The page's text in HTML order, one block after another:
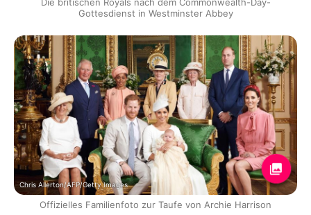
Die britischen Royals nach dem Commonwealth-Day-
Gottesdienst in Westminster Abbey
Chris Allerton/AFP/Getty Images
Offizielles Familienfoto zur Taufe von Archie Harrison